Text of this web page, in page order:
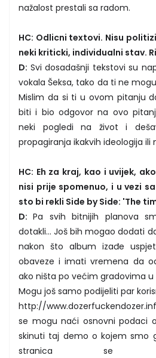
nažalost prestali sa radom.
HC: Odlicni textovi. Nisu
neki kriticki, individualni stav.
D: Svi dosadašnji tekstovi su
vokala Šeksa, tako da ti ne
Mislim da si ti u ovom pitanju
biti i bio odgovor na ovo
neki pogledi na život i
propagiranja ikakvih ideologija ili
HC: Eh za kraj, kao i uvijek,
nisi prije spomenuo, i u vezi
sto bi rekli Side by Side: 'The
D:Pa svih bitnijih planova
dotakli... Još bih mogao dodati
nakon što album izađe
obaveze i imati vremena da
ako ništa po većim gradovima u
Mogu još samo podijeliti par
http://
se mogu naći osnovni podaci
skinuti taj demo o kojem smo
stranica se